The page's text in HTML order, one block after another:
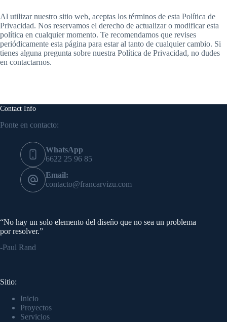
Al utilizar nuestro sitio web, aceptas los términos de esta Política de
Privacidad. Nos reservamos el derecho de actualizar o modificar esta
política en cualquier momento. Te recomendamos que revises
periódicamente esta página para estar al tanto de cualquier cambio. Si
tienes alguna pregunta sobre nuestra Política de Privacidad, no dudes
en contactarnos.
Contact Info
Ponte en contacto:
WhatsApp
6622 25 96 85
Email:
contacto@francarvizu.com
“No hay un solo elemento del diseño que no sea un problema
por resolver.”
-Paul Rand
Sitio:
Inicio
Proyectos
Servicios